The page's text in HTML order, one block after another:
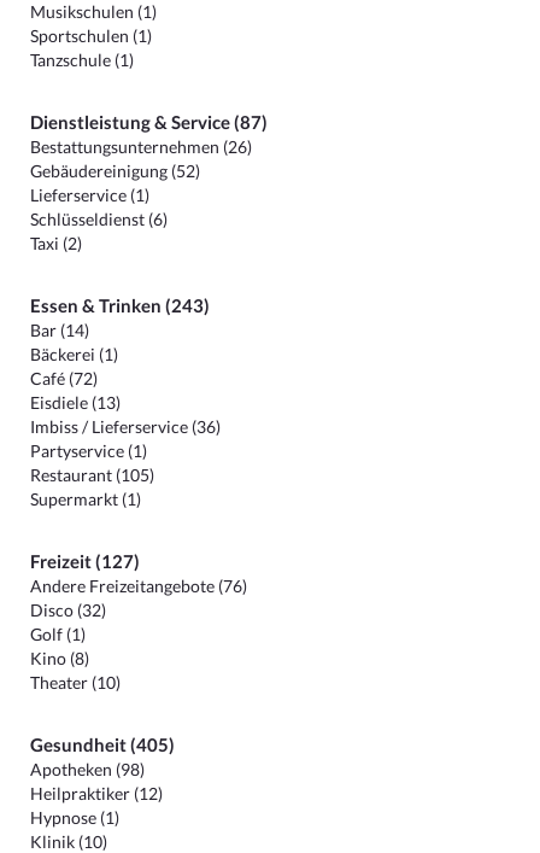
Musikschulen (1)
Sportschulen (1)
Tanzschule (1)
Dienstleistung & Service (87)
Bestattungsunternehmen (26)
Gebäudereinigung (52)
Lieferservice (1)
Schlüsseldienst (6)
Taxi (2)
Essen & Trinken (243)
Bar (14)
Bäckerei (1)
Café (72)
Eisdiele (13)
Imbiss / Lieferservice (36)
Partyservice (1)
Restaurant (105)
Supermarkt (1)
Freizeit (127)
Andere Freizeitangebote (76)
Disco (32)
Golf (1)
Kino (8)
Theater (10)
Gesundheit (405)
Apotheken (98)
Heilpraktiker (12)
Hypnose (1)
Klinik (10)